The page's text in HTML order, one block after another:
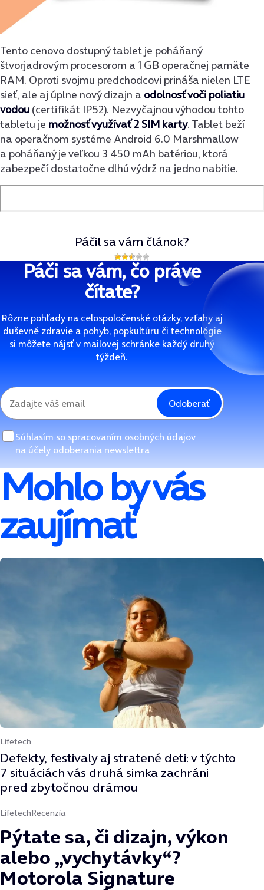
Tento cenovo dostupný tablet je poháňaný
štvorjadrovým procesorom a 1 GB operačnej pamäte
RAM. Oproti svojmu predchodcovi prináša nielen LTE
sieť, ale aj úplne nový dizajn a odolnosť voči poliatiu
vodou (certifikát IP52). Nezvyčajnou výhodou tohto
tabletu je možnosť využívať 2 SIM karty. Tablet beží
na operačnom systéme Android 6.0 Marshmallow
a poháňaný je veľkou 3 450 mAh batériou, ktorá
zabezpečí dostatočne dlhú výdrž na jedno nabitie.
Páčil sa vám článok?
Páči sa vám, čo práve
čítate?
Rôzne pohľady na celospoločenské otázky, vzťahy aj
duševné zdravie a pohyb, popkultúru či technológie
si môžete nájsť v mailovej schránke každý druhý
týždeň.
Odoberať
Súhlasím so spracovaním osobných údajov
na účely odoberania newslettra
Mohlo by vás
zaujímať
Lifetech
Defekty, festivaly aj stratené deti: v týchto
7 situáciách vás druhá simka zachráni
pred zbytočnou drámou
LifetechRecenzia
Pýtate sa, či dizajn, výkon
alebo „vychytávky“?
Motorola Signature